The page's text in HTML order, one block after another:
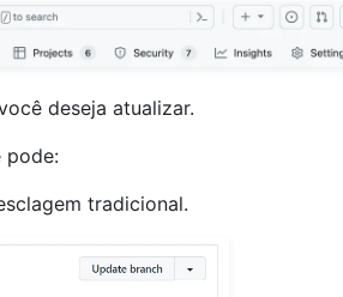
deseja atualizar.
pode:
tradicional.